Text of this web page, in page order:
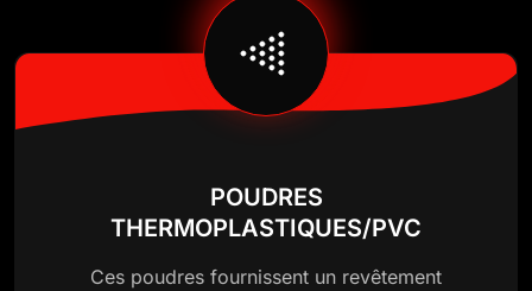
POUDRES
THERMOPLASTIQUES/PVC
Ces poudres fournissent un revêtement